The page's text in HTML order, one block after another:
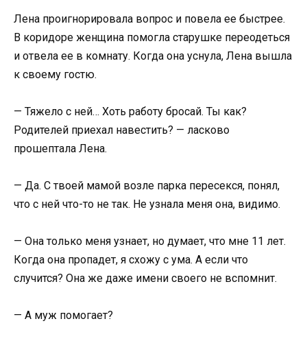
Лена проигнорировала вопрос и повела ее быстрее.
В коридоре женщина помогла старушке переодеться
и отвела ее в комнату. Когда она уснула, Лена вышла
к своему гостю.
— Тяжело с ней… Хоть работу бросай. Ты как?
Родителей приехал навестить? — ласково
прошептала Лена.
— Да. С твоей мамой возле парка пересекся, понял,
что с ней что-то не так. Не узнала меня она, видимо.
— Она только меня узнает, но думает, что мне 11 лет.
Когда она пропадет, я схожу с ума. А если что
случится? Она же даже имени своего не вспомнит.
— А муж помогает?